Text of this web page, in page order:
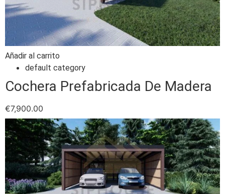
Añadir al carrito
default category
Cochera Prefabricada De Madera
€7,900.00